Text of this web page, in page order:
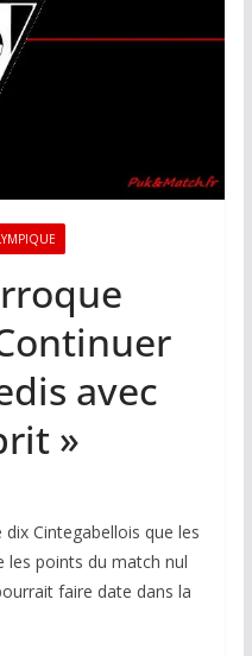
avec
»
Cintegabellois que les
les points du match nul
faire date dans la